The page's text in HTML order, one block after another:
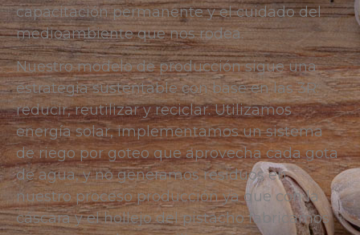
capacitación permanente y el cuidado del
medioambiente que nos rodea.
Nuestro modelo de producción sigue una
estrategia sustentable con base en las 3R:
reducir, reutilizar y reciclar. Utilizamos
energía solar, implementamos un sistema
de riego por goteo que aprovecha cada gota
de agua, y no generamos residuos en
nuestro proceso producción ya que con la
cáscara y el hollejo del pistacho fabricamos